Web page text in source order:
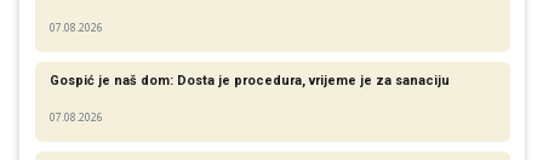
07.08.2026
Gospić je naš dom: Dosta je procedura, vrijeme je za sanaciju
07.08.2026